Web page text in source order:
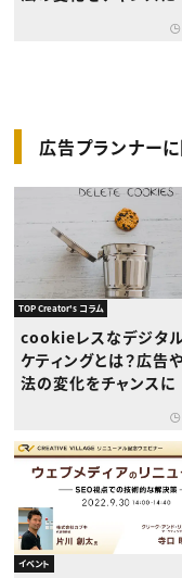
広告プランナー
TOP Creator's コラム
cookieレスなデジタ
ケティングとは？広告
法の変化をチャンスに
イベント